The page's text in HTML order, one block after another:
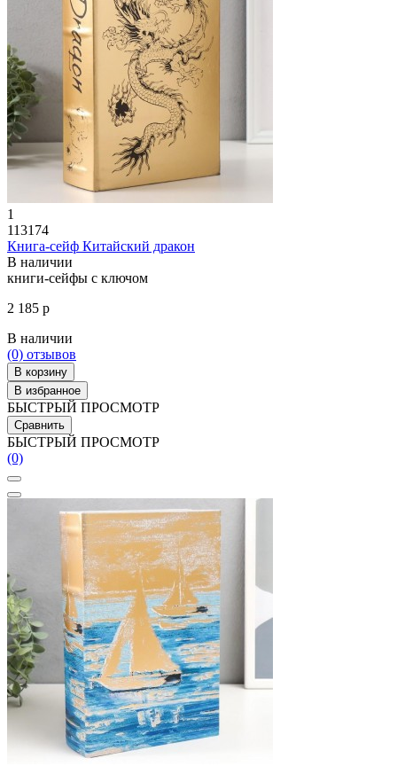
1
113174
Книга-сейф Китайский дракон
В наличии
книги-сейфы с ключом
2 185 р
В наличии
(0) отзывов
В корзину
В избранное
БЫСТРЫЙ ПРОСМОТР
Сравнить
БЫСТРЫЙ ПРОСМОТР
(0)